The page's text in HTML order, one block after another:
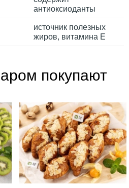
антиоксиоданты
источник полезных
жиров, витамина Е
покупают